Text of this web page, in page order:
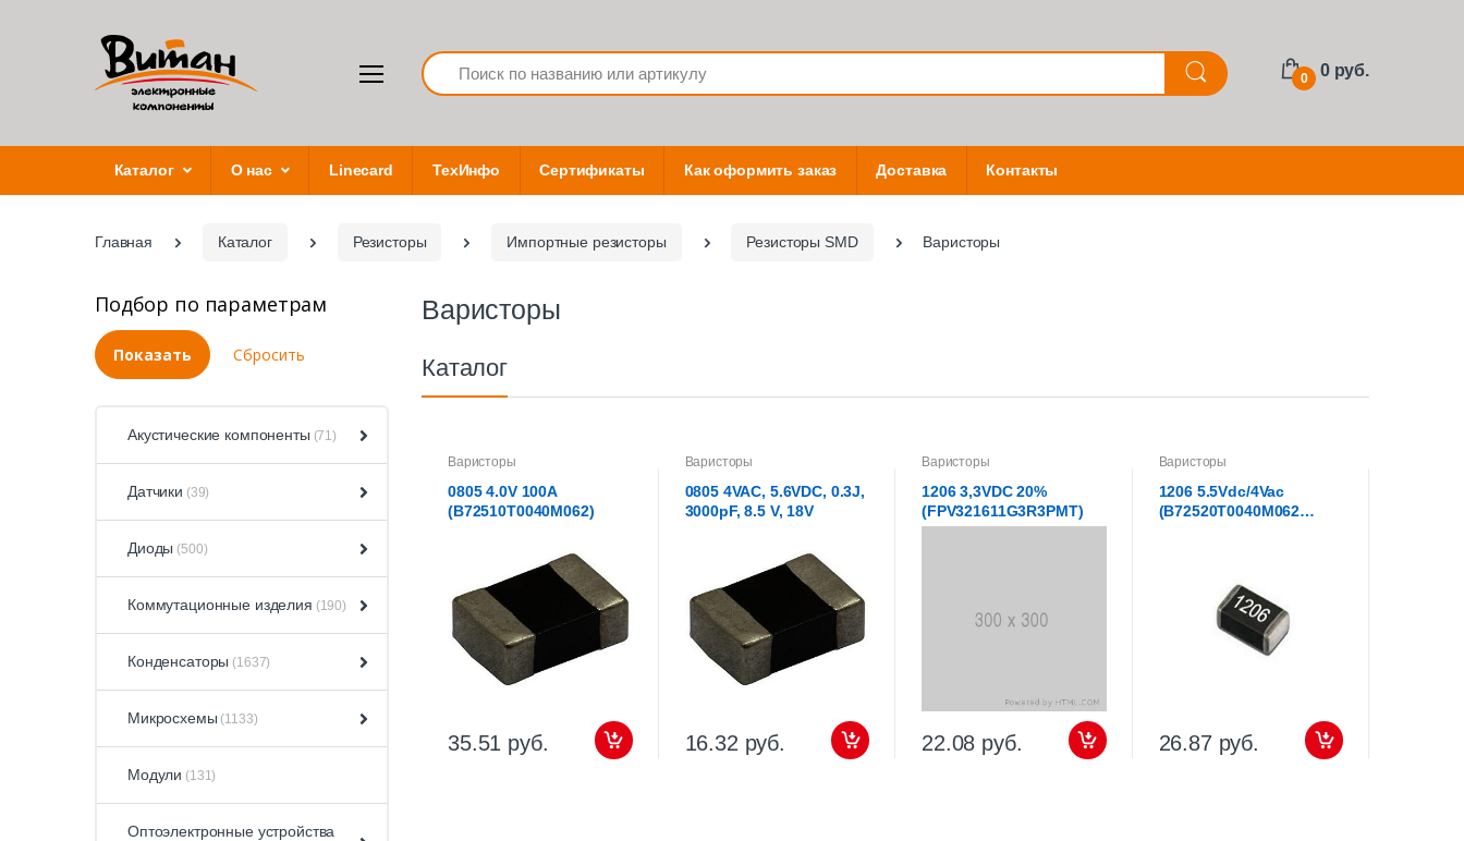
Search
0 0 руб.
Каталог О нас Linecard ТехИнфо Сертификаты Как оформить заказ Доставка Контакты
Главная Каталог Резисторы Импортные резисторы Резисторы SMD Варисторы
Подбор по параметрам
Акустические компоненты (71)
Датчики (39)
Диоды (500)
Коммутационные изделия (190)
Конденсаторы (1637)
Микросхемы (1133)
Модули (131)
Оптоэлектронные устройства
Варисторы
Каталог
Варисторы
0805 4.0V 100A
(B72510T0040M062)
35.51 руб.
Варисторы
0805 4VAC, 5.6VDC, 0.3J,
3000pF, 8.5 V, 18V
16.32 руб.
Варисторы
1206 3,3VDC 20%
(FPV321611G3R3PMT)
22.08 руб.
Варисторы
1206 5.5Vdc/4Vac
(B72520T0040M062
26.87 руб.